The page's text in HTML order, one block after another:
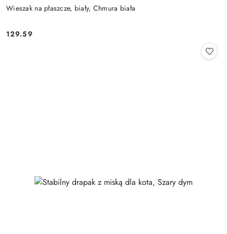
Wieszak na płaszcze, biały, Chmura biała
Cena:
129.59